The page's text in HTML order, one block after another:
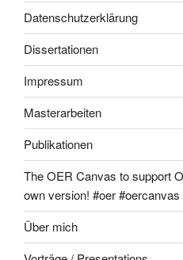
Datenschutzerklärung
Dissertationen
Impressum
Masterarbeiten
Publikationen
The OER Canvas to support
own version! #oer #oercanvas
Über mich